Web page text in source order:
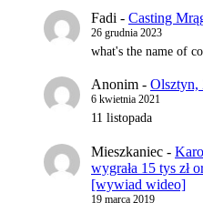
Fadi - Casting
26 grudnia 2023
what's the name of
Anonim - Olsztyn,
6 kwietnia 2021
11 listopada
Mieszkaniec -
wygrała 15 tys zł
[wywiad wideo]
19 marca 2019